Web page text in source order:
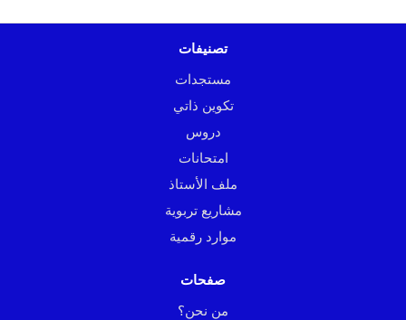
تصنيفات
مستجدات
تكوين ذاتي
دروس
امتحانات
ملف الأستاذ
مشاريع تربوية
موارد رقمية
صفحات
من نحن؟